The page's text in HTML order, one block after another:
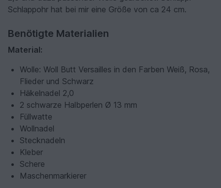
Schlappohr hat bei mir eine Größe von ca 24 cm.
Benötigte Materialien
Material:
Wolle: Woll Butt Versailles in den Farben Weiß, Rosa,
Flieder und Schwarz
Häkelnadel 2,0
2 schwarze Halbperlen Ø 13 mm
Füllwatte
Wollnadel
Stecknadeln
Kleber
Schere
Maschenmarkierer